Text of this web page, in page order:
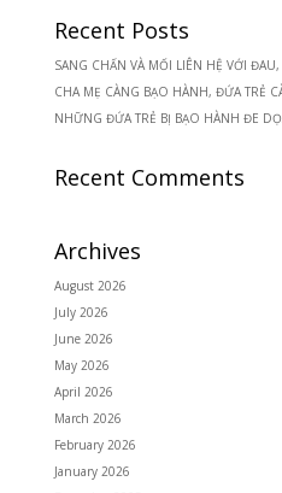
Recent Posts
SANG CHẤN VÀ MỐI LIÊN HỆ VỚI
CHA MẸ CÀNG BẠO HÀNH, ĐỨA TRẺ
NHỮNG ĐỨA TRẺ BỊ BẠO HÀNH ĐE
Recent Comments
Archives
August 2026
July 2026
June 2026
May 2026
April 2026
March 2026
February 2026
January 2026